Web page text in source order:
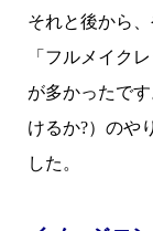
それと後から
「フルメイク
が多かったで
けるか?）のや
した。